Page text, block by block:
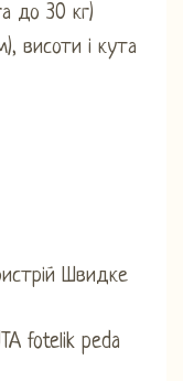
до 30 кг)
висоти і кута
Швидке